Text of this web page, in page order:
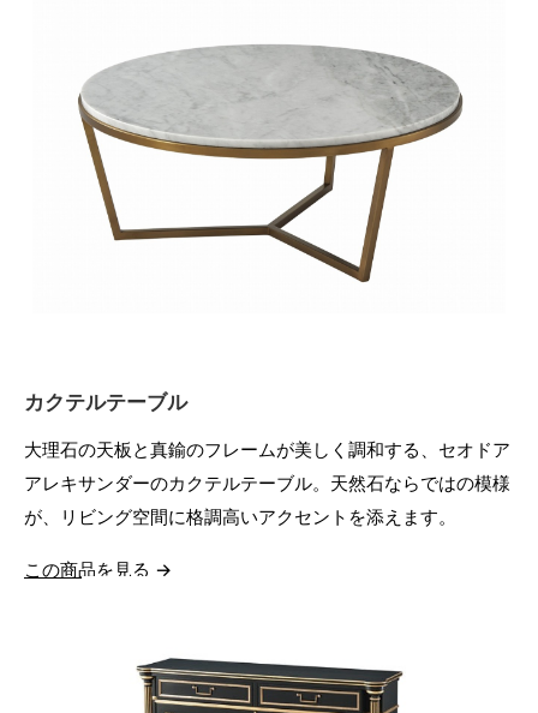
カクテルテーブル
大理石の天板と真鍮のフレームが美しく調和する、セオドア
アレキサンダーのカクテルテーブル。天然石ならではの模様
が、リビング空間に格調高いアクセントを添えます。
この商品を見る →